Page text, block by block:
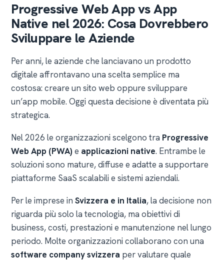
Progressive Web App vs App
Native nel 2026: Cosa Dovrebbero
Sviluppare le Aziende
Per anni, le aziende che lanciavano un prodotto
digitale affrontavano una scelta semplice ma
costosa: creare un sito web oppure sviluppare
un’app mobile. Oggi questa decisione è diventata più
strategica.
Nel 2026 le organizzazioni scelgono tra Progressive
Web App (PWA) e applicazioni native. Entrambe le
soluzioni sono mature, diffuse e adatte a supportare
piattaforme SaaS scalabili e sistemi aziendali.
Per le imprese inSvizzera e in Italia, la decisione non
riguarda più solo la tecnologia, ma obiettivi di
business, costi, prestazioni e manutenzione nel lungo
periodo. Molte organizzazioni collaborano con una
software company svizzera per valutare quale